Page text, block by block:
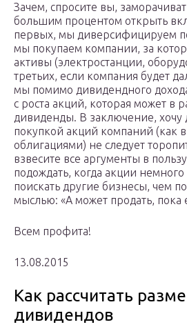
Зачем, спросите вы,
большим процентом открыть
первых, мы диверсифицируем
мы покупаем компании, за
активы (электростанции,
третьих, если компания будет
мы помимо дивидендного
с роста акций, которая может в
дивиденды. В заключение, хочу
покупкой акций компаний (как
облигациями) не следует
взвесите все аргументы в
подождать, когда акции
поискать другие бизнесы, чем
мыслью: «А может продать, пока
Всем профита!
13.08.2015
Как рассчитать
дивидендов